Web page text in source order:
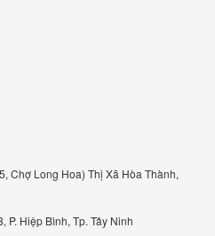
Chợ Long Hoa) Thị Xã Hòa Thành,
P. Hiệp Bình, Tp. Tây Ninh